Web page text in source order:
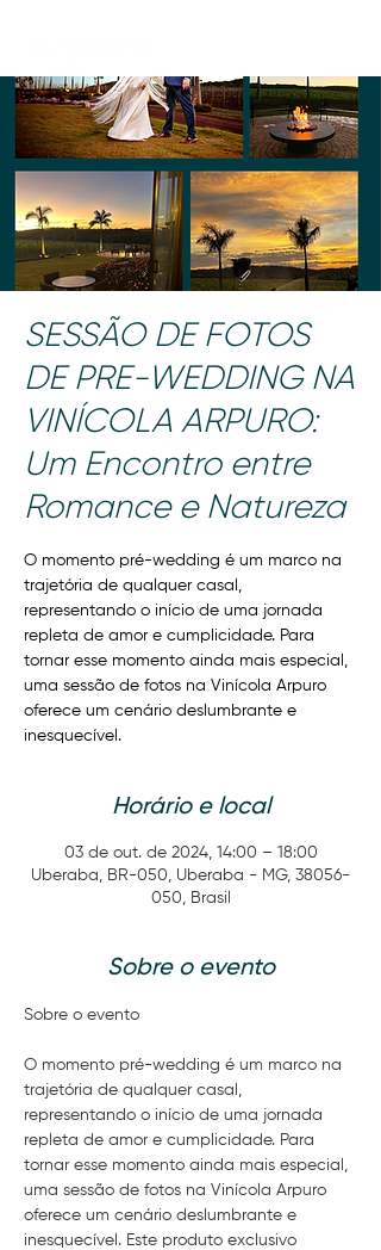
SESSÃO DE FOTOS
DE PRE-WEDDING NA
VINÍCOLA ARPURO:
Um Encontro entre
Romance e Natureza
O momento pré-wedding é um marco na
trajetória de qualquer casal,
representando o início de uma jornada
repleta de amor e cumplicidade. Para
tornar esse momento ainda mais especial,
uma sessão de fotos na Vinícola Arpuro
oferece um cenário deslumbrante e
inesquecível.
Horário e local
03 de out. de 2024, 14:00 – 18:00
Uberaba, BR-050, Uberaba - MG, 38056-
050, Brasil
Sobre o evento
O momento pré-wedding é um marco na
trajetória de qualquer casal,
representando o início de uma jornada
repleta de amor e cumplicidade. Para
tornar esse momento ainda mais especial,
uma sessão de fotos na Vinícola Arpuro
oferece um cenário deslumbrante e
inesquecível. Este produto exclusivo